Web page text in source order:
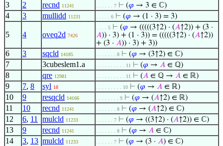
3 2 recnd 11241 . . . . . . 7 ⊢ (𝜑 → 3 ∈ ℂ)
4 3 mullidd 11231 . . . . . 6 ⊢ (𝜑 → (1 · 3) = 3)
5 4 oveq2d 7426
. . . . 5 ⊢ (𝜑 → (((((3↑2) · (𝐴↑2)) + (3 ·
𝐴)) · 3) + (1 · 3)) = (((((3↑2) · (𝐴↑2))
+ (3 · 𝐴)) · 3) + 3))
6 3 sqcld 14185 . . . . . . . 8 ⊢ (𝜑 → (3↑2) ∈ ℂ)
7 3cubeslem1.a . . . . . . . . . . 11 ⊢ (𝜑 → 𝐴 ∈ ℚ)
8 qre 12981 . . . . . . . . . . 11 ⊢ (𝐴 ∈ ℚ → 𝐴 ∈ ℝ)
9 7, 8 syl 18 . . . . . . . . . 10 ⊢ (𝜑 → 𝐴 ∈ ℝ)
10 9 resqcld 14166 . . . . . . . . 9 ⊢ (𝜑 → (𝐴↑2) ∈ ℝ)
11 10 recnd 11241 . . . . . . . 8 ⊢ (𝜑 → (𝐴↑2) ∈ ℂ)
12 6, 11 mulcld 11233 . . . . . . 7 ⊢ (𝜑 → ((3↑2) · (𝐴↑2)) ∈ ℂ)
13 9 recnd 11241 . . . . . . . 8 ⊢ (𝜑 → 𝐴 ∈ ℂ)
14 3, 13 mulcld 11233 . . . . . . 7 ⊢ (𝜑 → (3 · 𝐴) ∈ ℂ)